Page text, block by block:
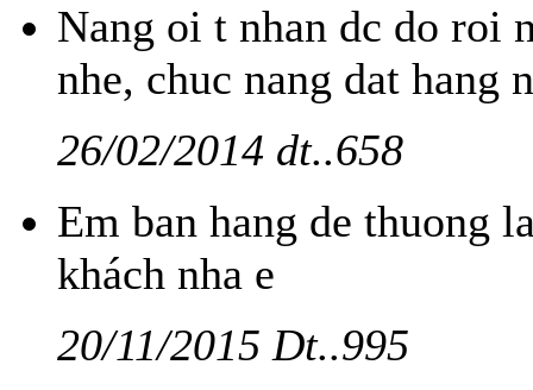
Nang oi t nhan dc do roi
nhe, chuc nang dat hang
26/02/2014 dt..658
Em ban hang de thuong
khách nha e
20/11/2015 Dt..995